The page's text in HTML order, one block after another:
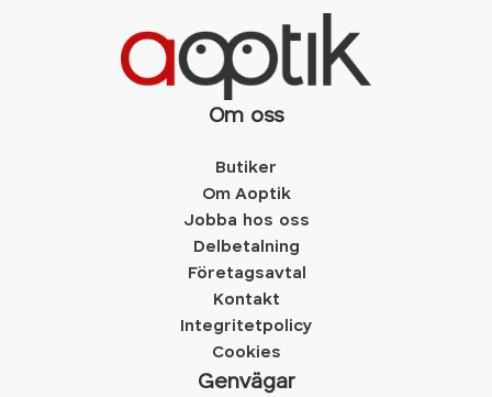
Om oss
Butiker
Om Aoptik
Jobba hos oss
Delbetalning
Företagsavtal
Kontakt
Integritetpolicy
Cookies
Genvägar